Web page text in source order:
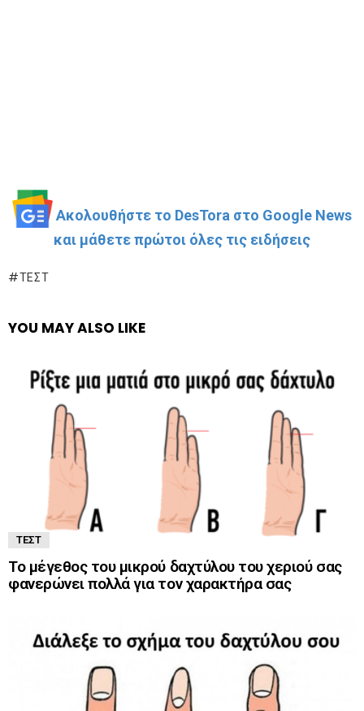
Ακολουθήστε το DesTora στο Google News
και μάθετε πρώτοι όλες τις ειδήσεις
ΤΕΣΤ
YOU MAY ALSO LIKE
ΤΕΣΤ
Το μέγεθος του μικρού δαχτύλου του χεριού σας
φανερώνει πολλά για τον χαρακτήρα σας